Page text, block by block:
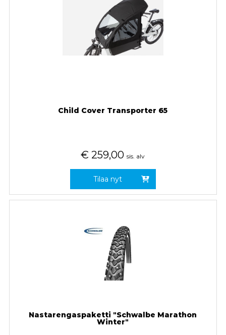
Child Cover Transporter 65
€ 259,00 sis. alv
Tilaa nyt
Nastarengaspaketti "Schwalbe Marathon
Winter"